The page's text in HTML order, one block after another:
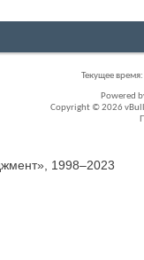
Текущее время:
Powered
Copyright © 2026
1998–2023